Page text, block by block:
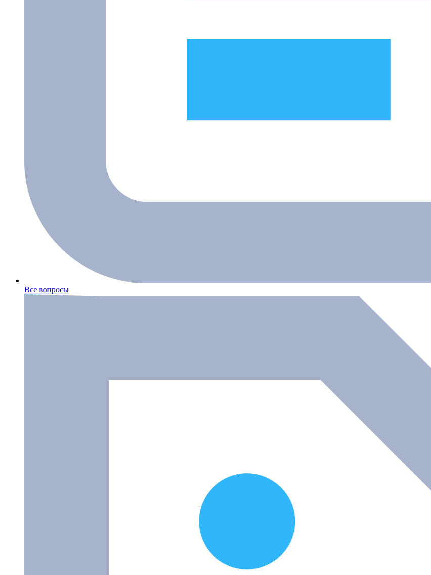
Все вопросы